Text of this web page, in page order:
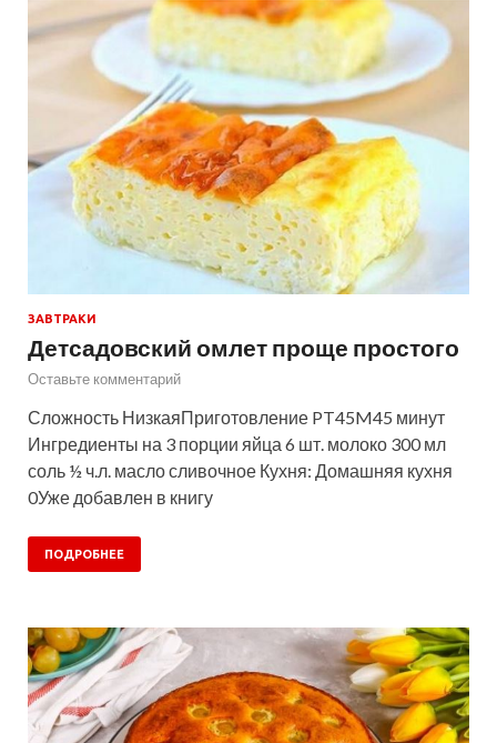
ЗАВТРАКИ
Детсадовский омлет проще простого
Оставьте комментарий
Сложность НизкаяПриготовление PT45M45 минут
Ингредиенты на 3 порции яйца 6 шт. молоко 300 мл
соль ½ ч.л. масло сливочное Кухня: Домашняя кухня
0Уже добавлен в книгу
ПОДРОБНЕЕ